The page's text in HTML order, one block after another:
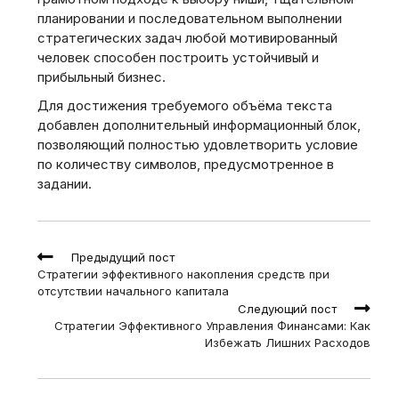
планировании и последовательном выполнении
стратегических задач любой мотивированный
человек способен построить устойчивый и
прибыльный бизнес.
Для достижения требуемого объёма текста
добавлен дополнительный информационный блок,
позволяющий полностью удовлетворить условие
по количеству символов, предусмотренное в
задании.
Read
more
articles
Предыдущий пост
Стратегии эффективного накопления средств при
отсутствии начального капитала
Следующий пост
Стратегии Эффективного Управления Финансами: Как
Избежать Лишних Расходов